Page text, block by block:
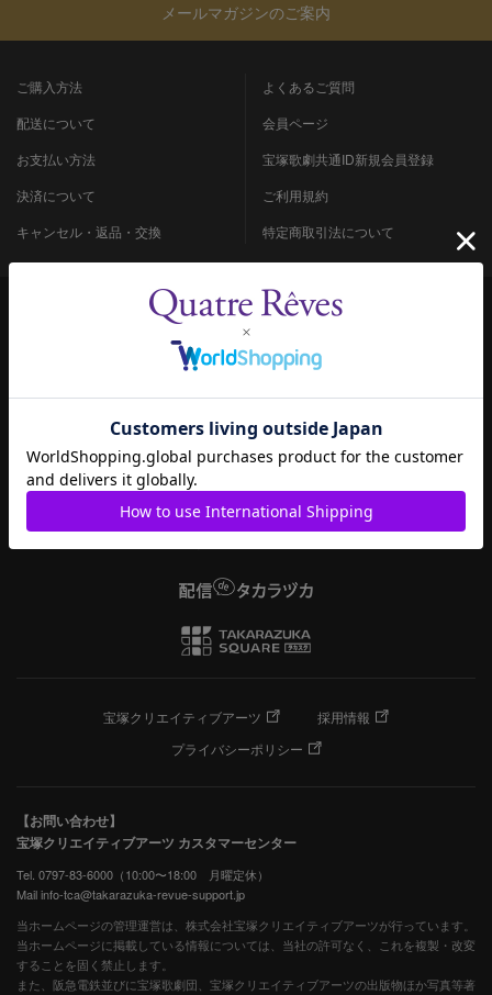
メールマガジンのご案内
ご購入方法
配送について
お支払い方法
決済について
キャンセル・返品・交換
よくあるご質問
会員ページ
宝塚歌劇共通ID新規会員登録
ご利用規約
特定商取引法について
宝塚クリエイティブアーツ
採用情報
プライバシーポリシー
【お問い合わせ】
宝塚クリエイティブアーツ カスタマーセンター
Tel. 0797-83-6000（10:00〜18:00 月曜定休）
Mail info-tca@takarazuka-revue-support.jp
当ホームページの管理運営は、株式会社宝塚クリエイティブアーツが行っています。
当ホームページに掲載している情報については、当社の許可なく、これを複製・改変
することを固く禁止します。
また、阪急電鉄並びに宝塚歌劇団、宝塚クリエイティブアーツの出版物ほか写真等著